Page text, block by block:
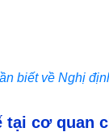
biết về Nghị
tại cơ quan